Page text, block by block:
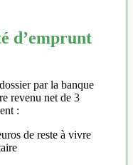
d’emprunt
par la banque
revenu net de 3
:
de reste à vivre